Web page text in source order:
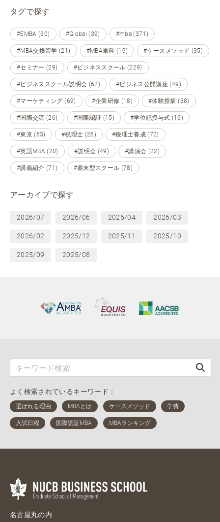
タグで探す
#EMBA (30) #Global (39) #mba (371)
#MBA交換留学 (21) #MBA単科 (19) #ケースメソッド (35)
#セミナー (29) #ビジネススクール (229)
#ビジネススクール説明会 (62) #ビジネス公開講座 (49)
#マーケティング (69) #企業研修 (18) #体験授業 (38)
#国際交流 (26) #国際認証 (15) #学位記授与式 (16)
#東京 (63) #税理士 (26) #税理士養成 (72)
#英語MBA (20) #説明会 (49) #講演会 (22)
#講義紹介 (71) #週末型スクール (78)
アーカイブで探す
2026/07 2026/06 2026/04 2026/03
2026/02 2025/12 2025/11 2025/10
2025/09 2025/08
よく検索されているキーワード：
名古屋丸の内